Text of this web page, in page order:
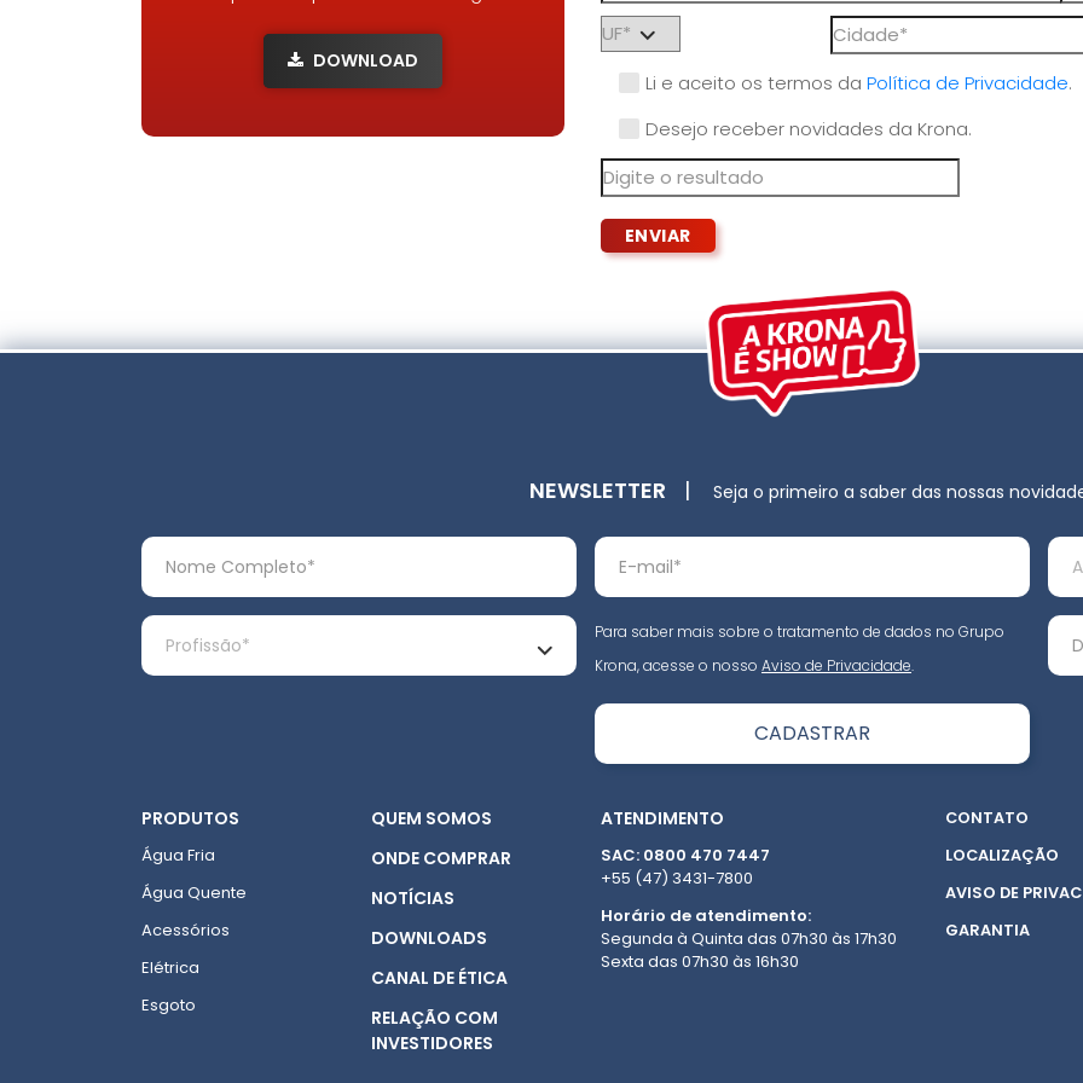
DOWNLOAD
Li e aceito os termos da Política de Privacidade.
Desejo receber novidades da Krona.
NEWSLETTER | Seja o primeiro a saber das nossas
Para saber mais sobre o tratamento de dados no Grupo
Krona, acesse o nosso Aviso de Privacidade.
PRODUTOS
Água Fria
Água Quente
Acessórios
Elétrica
Esgoto
QUEM SOMOS
ONDE COMPRAR
NOTÍCIAS
DOWNLOADS
CANAL DE ÉTICA
RELAÇÃO COM
INVESTIDORES
ATENDIMENTO
SAC: 0800 470 7447
+55 (47) 3431-7800
Horário de atendimento:
Segunda à Quinta das 07h30 às 17h30
Sexta das 07h30 às 16h30
CONTATO
LOCALIZAÇÃO
AVISO DE
GARANTIA